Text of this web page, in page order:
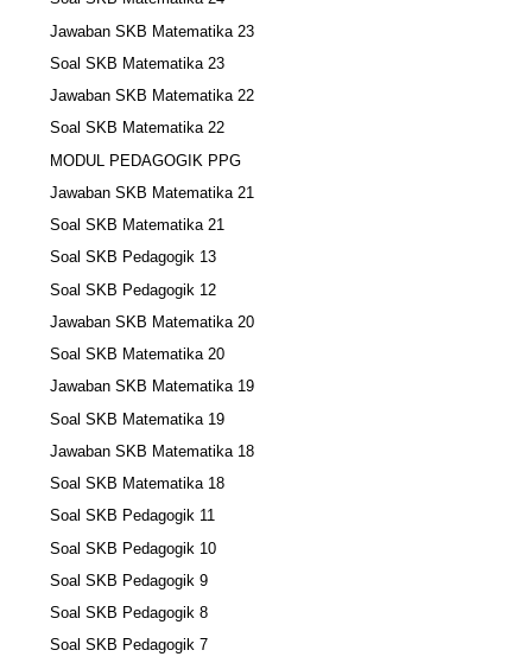
Jawaban SKB Matematika 23
Soal SKB Matematika 23
Jawaban SKB Matematika 22
Soal SKB Matematika 22
MODUL PEDAGOGIK PPG
Jawaban SKB Matematika 21
Soal SKB Matematika 21
Soal SKB Pedagogik 13
Soal SKB Pedagogik 12
Jawaban SKB Matematika 20
Soal SKB Matematika 20
Jawaban SKB Matematika 19
Soal SKB Matematika 19
Jawaban SKB Matematika 18
Soal SKB Matematika 18
Soal SKB Pedagogik 11
Soal SKB Pedagogik 10
Soal SKB Pedagogik 9
Soal SKB Pedagogik 8
Soal SKB Pedagogik 7